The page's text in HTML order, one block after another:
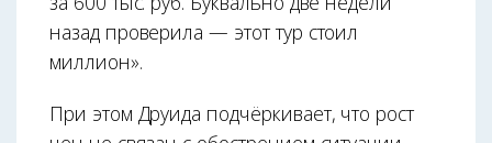
назад проверила — этот тур стоил
миллион».
При этом Друида подчёркивает, что рост